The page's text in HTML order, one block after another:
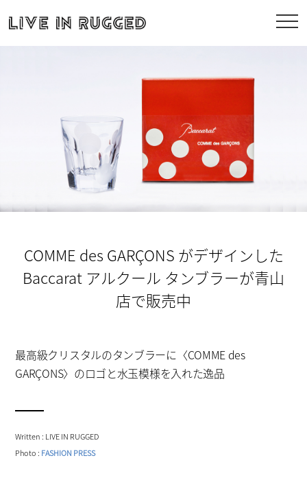
COMME des GARÇONS がデザインした
Baccarat アルクール タンブラーが青山
店で販売中
最高級クリスタルのタンブラーに〈COMME des
GARÇONS〉のロゴと水玉模様を入れた逸品
Written : LIVE IN RUGGED
Photo :FASHION PRESS